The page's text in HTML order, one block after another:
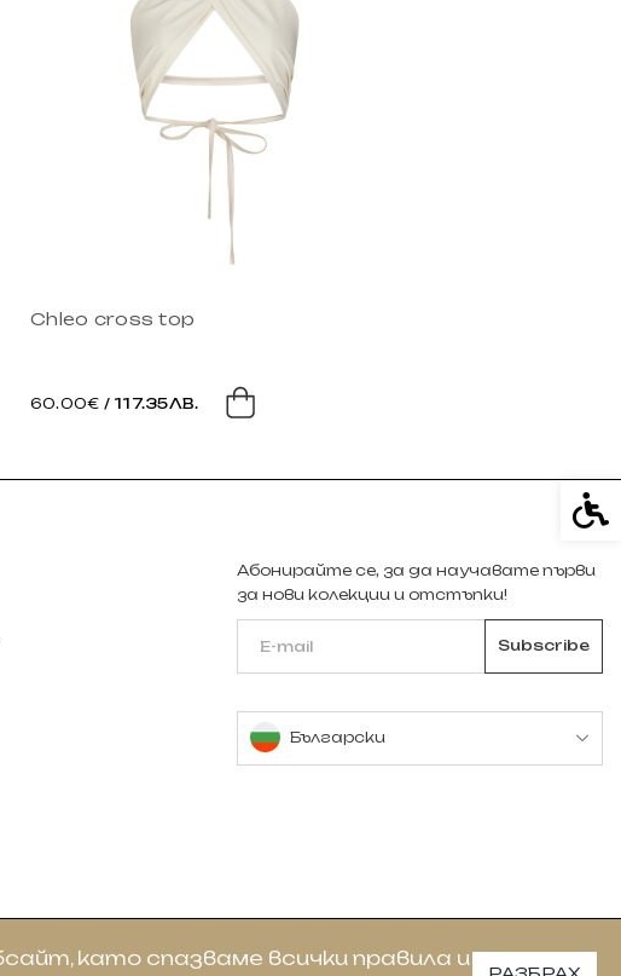
Chleo cross top
60.00€ / 117.35ЛВ.
като спазваме всички правила и
Абонирайте се, за да научавате първи
за нови колекции и отстъпки!
Български